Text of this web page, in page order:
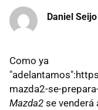
Daniel Seijo
Como ya
mazda2-se-
Mazda2 se venderá